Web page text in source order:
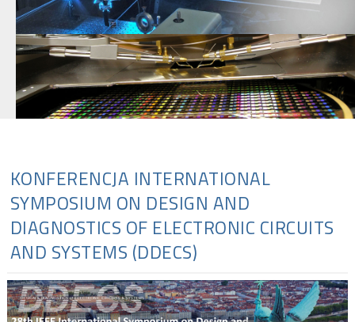
KONFERENCJA INTERNATIONAL
SYMPOSIUM ON DESIGN AND
DIAGNOSTICS OF ELECTRONIC CIRCUITS
AND SYSTEMS (DDECS)